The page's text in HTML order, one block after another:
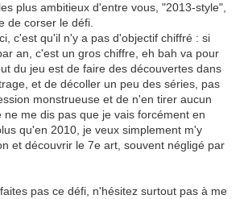
plus ambitieux d'entre vous, "2013-style",
de corser le défi.
c'est qu'il n'y a pas d'objectif chiffré : si
an, c'est un gros chiffre, eh bah va pour
du jeu est de faire des découvertes dans
et de décoller un peu des séries, pas
monstrueuse et de n'en tirer aucun
ne me dis pas que je vais forcément en
qu'en 2010, je veux simplement m'y
et découvrir le 7e art, souvent négligé par
pas ce défi, n'hésitez surtout pas à me